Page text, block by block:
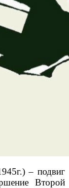
– подвиг
Второй